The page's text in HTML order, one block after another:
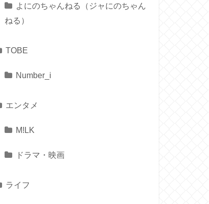
よにのちゃんねる（ジャにのちゃん
ねる）
TOBE
Number_i
エンタメ
M!LK
ドラマ・映画
ライフ